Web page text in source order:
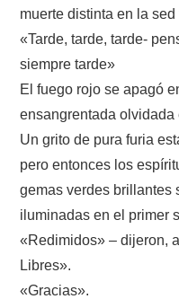
muerte distinta en la
«Tarde, tarde, tarde-
siempre tarde»
El fuego rojo se apagó
ensangrentada
Un grito de pura furia
pero entonces los
gemas verdes brillantes
iluminadas en el primer
«Redimidos» – dijeron,
Libres».
«Gracias».